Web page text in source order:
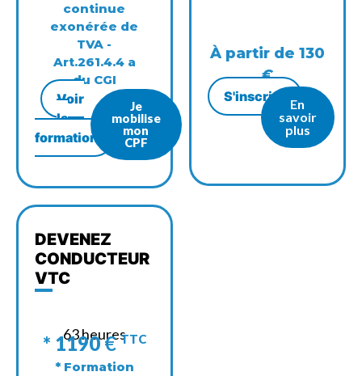
continue
exonérée de
TVA -
Art.261.4.4 a
du CGI
Voir
la
formation
Je
mobilise
mon
CPF
DEVENEZ
CONDUCTEUR
VTC
63 heures
* 1190€TTC
* Formation
À partir de 130
€
S'inscrire
En
savoir
plus